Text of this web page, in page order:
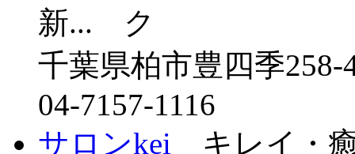
新...
千葉県柏市豊四季
04-7157-1116
サロンkei キレイ・